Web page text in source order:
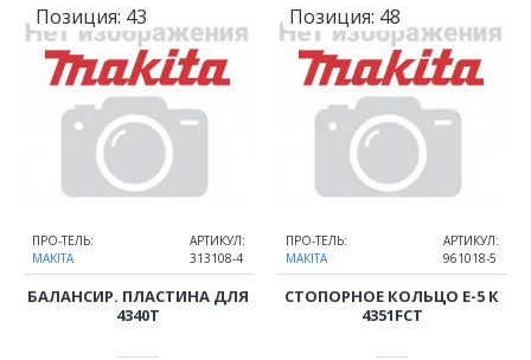
Позиция: 43
ПРО-ТЕЛЬ:
MAKITA
АРТИКУЛ:
313108-4
БАЛАНСИР. ПЛАСТИНА ДЛЯ
4340T
Позиция: 48
ПРО-ТЕЛЬ:
MAKITA
АРТИКУЛ:
961018-5
СТОПОРНОЕ КОЛЬЦО E-5 К
4351FCT